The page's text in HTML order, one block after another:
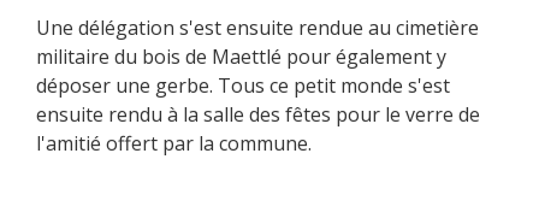
Une délégation s'est ensuite rendue au cimetière
militaire du bois de Maettlé pour également y
déposer une gerbe. Tous ce petit monde s'est
ensuite rendu à la salle des fêtes pour le verre de
l'amitié offert par la commune.